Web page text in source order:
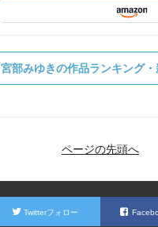
宮部みゆきの作品ランキング・
ページの先頭へ
Twitterフォロー